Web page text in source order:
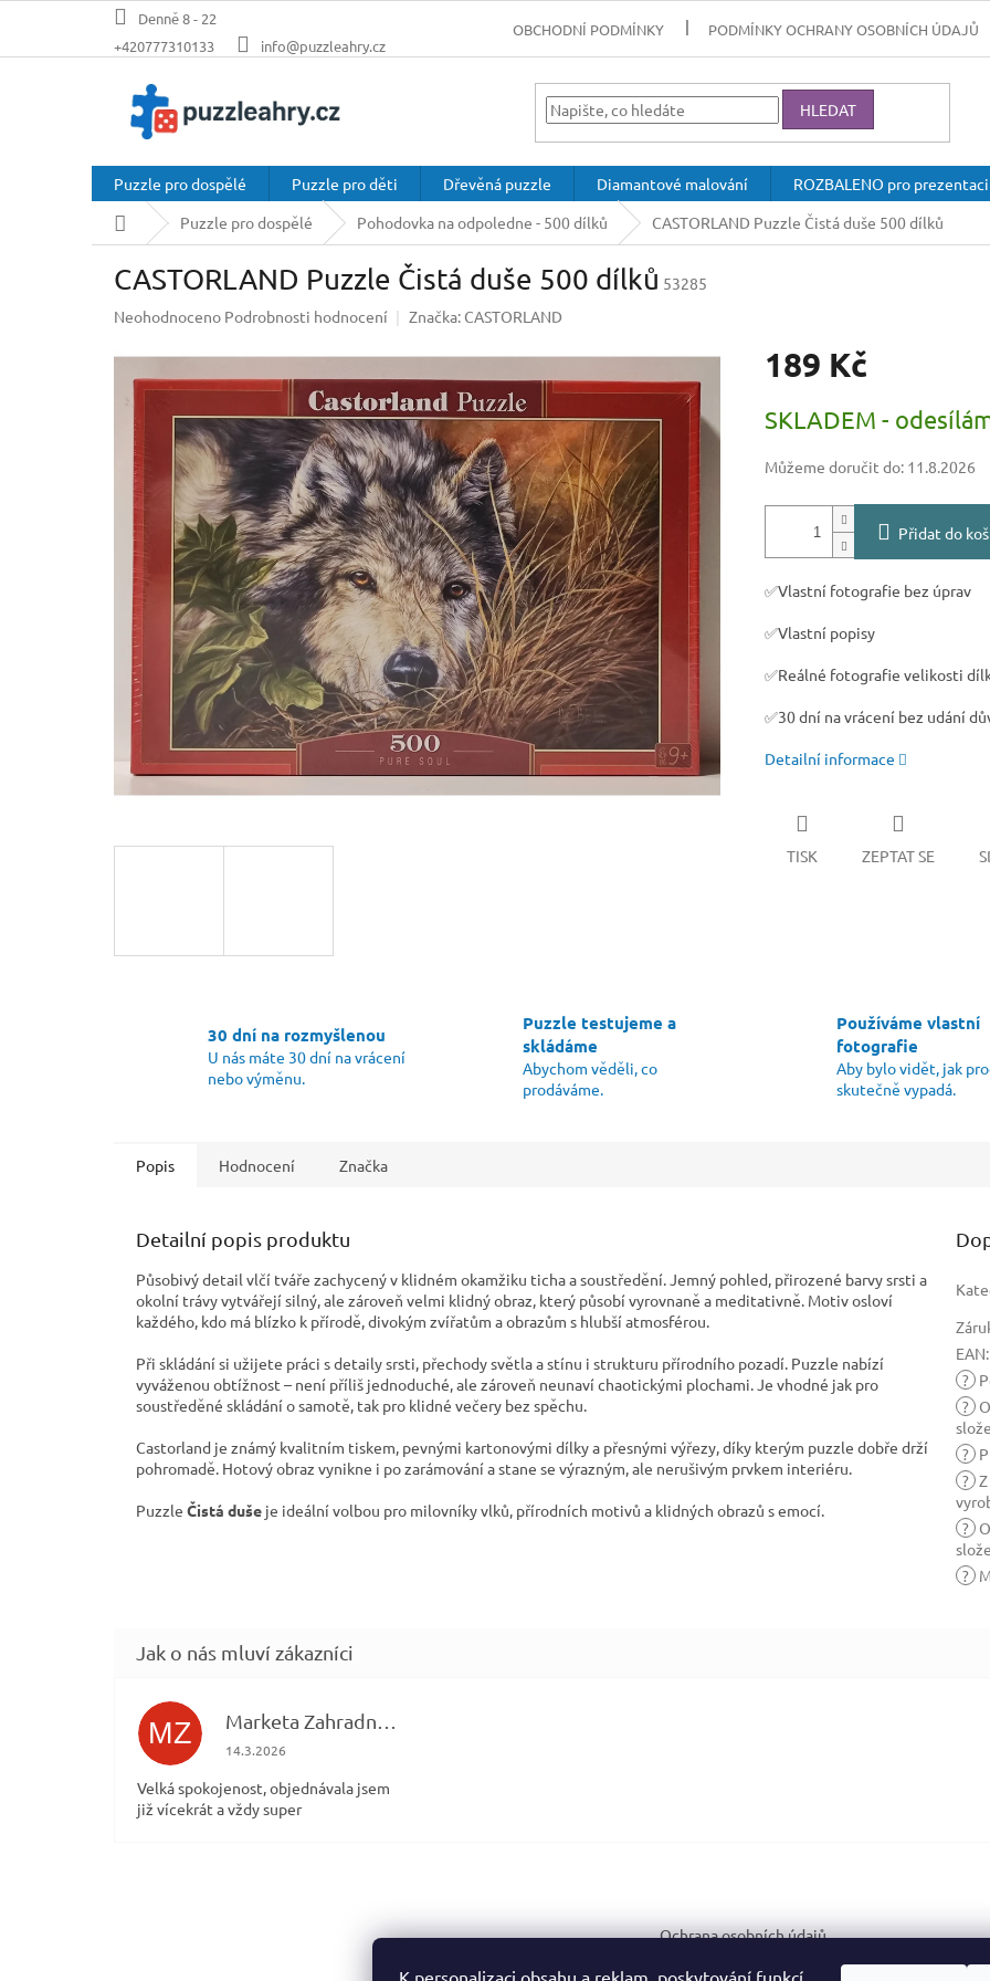
K personalizaci obsahu a reklam, poskytování funkcí
Denně 8 - 22
+420777310133
info@puzzleahry.cz
OBCHODNÍ PODMÍNKY PODMÍNKY OCHRANY OSOBNÍCH ÚDAJŮ
HLEDAT
Puzzle pro dospělé Puzzle pro děti Dřevěná puzzle Diamantové malování ROZBALENO pro prezentaci
Domů
Puzzle pro dospělé Pohodovka na odpoledne - 500 dílků CASTORLAND Puzzle Čistá duše 500 dílků
CASTORLAND Puzzle Čistá duše 500 dílků 53285
Průměrné
produktu
0,0
hvězdiček.
Neohodnoceno Podrobnosti hodnocení Značka: CASTORLAND
189 Kč
cena:
SKLADEM -
Můžeme doručit do: 11.8.2026
Přidat do
✅Vlastní fotografie bez úprav
✅Vlastní popisy
✅Reálné fotografie velikosti
✅30 dní na vrácení bez udání
Detailní informace
TISK ZEPTAT SE
30 dní na rozmyšlenou
U nás máte 30 dní na vrácení
nebo výměnu.
Puzzle testujeme a
skládáme
Abychom věděli, co
prodáváme.
Používáme vlastní
fotografie
Aby bylo vidět, jak
skutečně vypadá.
Popis Hodnocení Značka
Detailní popis produktu
Působivý detail vlčí tváře zachycený v klidném okamžiku ticha a soustředění. Jemný pohled, přirozené barvy srsti a
okolní trávy vytvářejí silný, ale zároveň velmi klidný obraz, který působí vyrovnaně a meditativně. Motiv osloví
každého, kdo má blízko k přírodě, divokým zvířatům a obrazům s hlubší atmosférou.
Při skládání si užijete práci s detaily srsti, přechody světla a stínu i strukturu přírodního pozadí. Puzzle nabízí
vyváženou obtížnost – není příliš jednoduché, ale zároveň neunaví chaotickými plochami. Je vhodné jak pro
soustředěné skládání o samotě, tak pro klidné večery bez spěchu.
Castorland je známý kvalitním tiskem, pevnými kartonovými dílky a přesnými výřezy, díky kterým puzzle dobře drží
pohromadě. Hotový obraz vynikne i po zarámování a stane se výrazným, ale nerušivým prvkem interiéru.
Puzzle Čistá duše je ideální volbou pro milovníky vlků, přírodních motivů a klidných obrazů s emocí.
EAN:
?
?
?
?
?
?
MZ Hodnocení obchodu je 5 z 5 hvězdiček.
14.3.2026
Velká spokojenost, objednávala jsem
již vícekrát a vždy super
Ochrana osobních údajů